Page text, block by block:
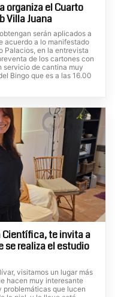
organiza el Cuarto
Villa Juana
serán aplicados a
acuerdo a lo manifestado
Palacios, en la entrevista
de los cartones con
servicio de cantina muy
Bingo que es a las 16.00
te invita a
se realiza el estudio
visitamos un lugar más
hacen muy interesante
problemáticas que lucen